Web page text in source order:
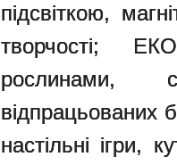
підсвіткою,
творчості;
рослинами,
відпрацьованих
настільні ігри,